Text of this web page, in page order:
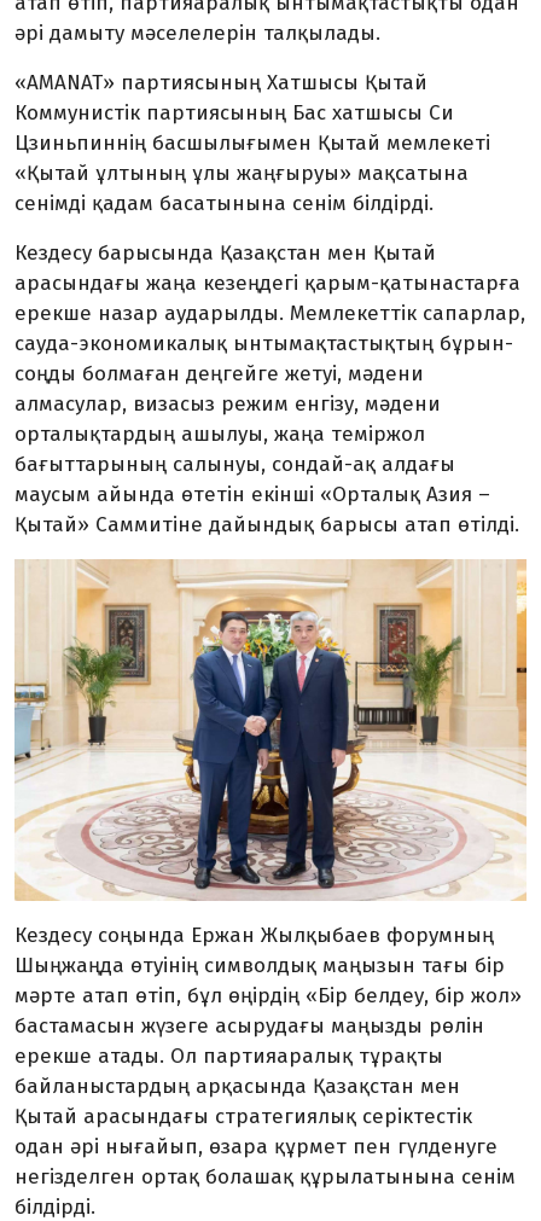
әрі дамыту мәселелерін талқылады.
«AMANAT» партиясының Хатшысы Қытай
Коммунистік партиясының Бас хатшысы Си
Цзиньпиннің басшылығымен Қытай мемлекеті
«Қытай ұлтының ұлы жаңғыруы» мақсатына
сенімді қадам басатынына сенім білдірді.
Кездесу барысында Қазақстан мен Қытай
арасындағы жаңа кезеңдегі қарым-қатынастарға
ерекше назар аударылды. Мемлекеттік сапарлар,
сауда-экономикалық ынтымақтастықтың бұрын-
соңды болмаған деңгейге жетуі, мәдени
алмасулар, визасыз режим енгізу, мәдени
орталықтардың ашылуы, жаңа теміржол
бағыттарының салынуы, сондай-ақ алдағы
маусым айында өтетін екінші «Орталық Азия –
Қытай» Саммитіне дайындық барысы атап өтілді.
Кездесу соңында Ержан Жылқыбаев форумның
Шыңжаңда өтуінің символдық маңызын тағы бір
мәрте атап өтіп, бұл өңірдің «Бір белдеу, бір жол»
бастамасын жүзеге асырудағы маңызды рөлін
ерекше атады. Ол партияаралық тұрақты
байланыстардың арқасында Қазақстан мен
Қытай арасындағы стратегиялық серіктестік
одан әрі нығайып, өзара құрмет пен гүлденуге
негізделген ортақ болашақ құрылатынына сенім
білдірді.